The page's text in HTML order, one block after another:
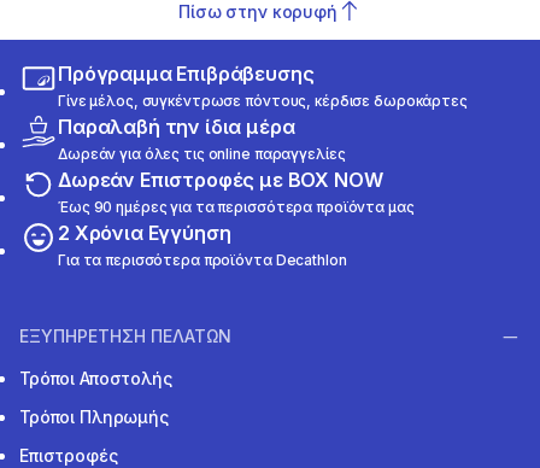
Πίσω στην κορυφή
Πρόγραμμα Επιβράβευσης
Γίνε μέλος, συγκέντρωσε πόντους, κέρδισε δωροκάρτες
Παραλαβή την ίδια μέρα
Δωρεάν για όλες τις online παραγγελίες
Δωρεάν Επιστροφές με BOX NOW
Έως 90 ημέρες για τα περισσότερα προϊόντα μας
2 Χρόνια Εγγύηση
Για τα περισσότερα προϊόντα Decathlon
ΕΞΥΠΗΡΕΤΗΣΗ ΠΕΛΑΤΩΝ
Τρόποι Αποστολής
Τρόποι Πληρωμής
Επιστροφές